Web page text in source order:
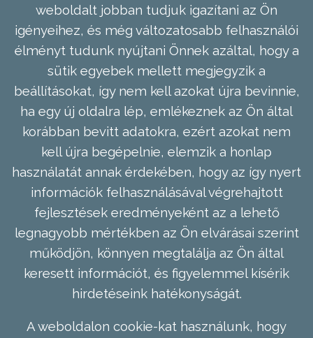
weboldalt jobban tudjuk igazítani az Ön
igényeihez, és még változatosabb felhasználói
élményt tudunk nyújtani Önnek azáltal, hogy a
sütik egyebek mellett megjegyzik a
beállításokat, így nem kell azokat újra bevinnie,
ha egy új oldalra lép, emlékeznek az Ön által
korábban bevitt adatokra, ezért azokat nem
kell újra begépelnie, elemzik a honlap
használatát annak érdekében, hogy az így nyert
információk felhasználásával végrehajtott
fejlesztések eredményeként az a lehető
legnagyobb mértékben az Ön elvárásai szerint
működjön, könnyen megtalálja az Ön által
keresett információt, és figyelemmel kísérik
hirdetéseink hatékonyságát.
A weboldalon cookie-kat használunk, hogy